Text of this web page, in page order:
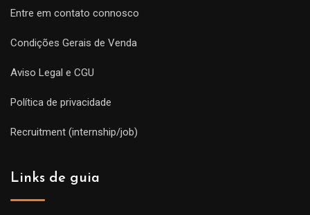
Entre em contato connosco
Condições Gerais de Venda
Aviso Legal e CGU
Política de privacidade
Recruitment (internship/job)
Links de guia